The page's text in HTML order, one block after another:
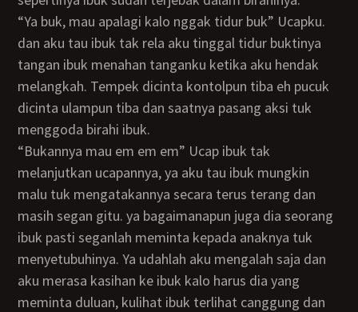
“Ya buk, mau apalagi kalo nggak tidur buk” Ucapku.
dan aku tau ibuk tak rela aku tinggal tidur buktinya
tangan ibuk menahan tanganku ketika aku hendak
melangkah. Tempek dicinta kontolpun tiba eh pucuk
dicinta ulampun tiba dan saatnya pasang aksi tuk
menggoda birahi ibuk.
“Bukannya mau em em em” Ucap ibuk tak
melanjutkan ucapannya, ya aku tau ibuk mungkin
malu tuk mengatakannya secara terus terang dan
masih segan gitu. ya bagaimanapun juga dia seorang
ibuk pasti seganlah meminta kepada anaknya tuk
menyetubuhinya. Ya udahlah aku mengalah saja dan
aku merasa kasihan ke ibuk kalo harus dia yang
meminta duluan, kulihat ibuk terlihat canggung dan